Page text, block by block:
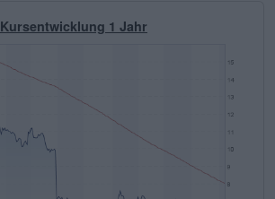
Kursentwicklung 1 Jahr